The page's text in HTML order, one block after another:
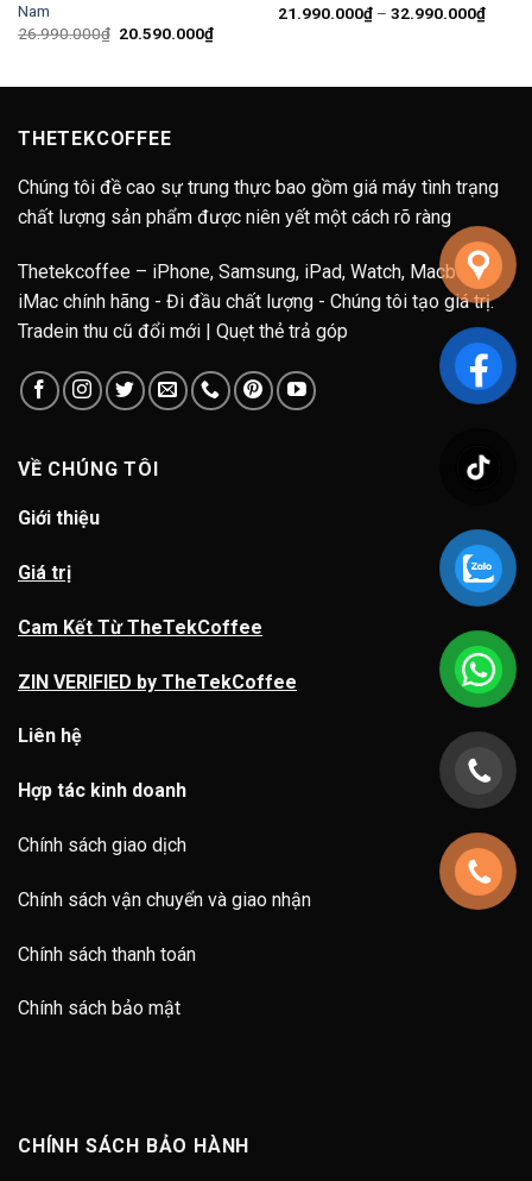
Nam
26.990.000₫ Giá
20.590.000₫Giá
hiện
21.990.000₫ – 32.990.000₫
giá:
THETEKCOFFEE
Chúng tôi đề cao sự trung thực bao gồm giá máy tình trạng
chất lượng sản phẩm được niên yết một cách rõ ràng
Thetekcoffee – iPhone, Samsung, iPad, Watch, Macbook,
iMac chính hãng - Đi đầu chất lượng - Chúng tôi tạo giá trị.
Tradein thu cũ đổi mới | Quẹt thẻ trả góp
VỀ CHÚNG TÔI
Giới thiệu
Giá trị
Cam Kết Từ TheTekCoffee
ZIN VERIFIED by TheTekCoffee
Liên hệ
Hợp tác kinh doanh
Chính sách giao dịch
Chính sách vận chuyển và giao nhận
Chính sách thanh toán
Chính sách bảo mật
CHÍNH SÁCH BẢO HÀNH